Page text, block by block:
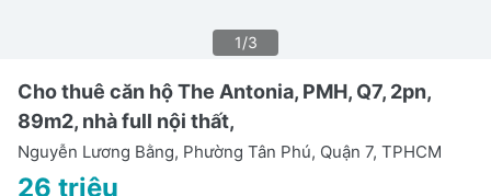
1/3
Cho thuê căn hộ The Antonia, PMH, Q7, 2pn,
89m2, nhà full nội thất,
Nguyễn Lương Bằng, Phường Tân Phú, Quận 7, TPHCM
26 triệu